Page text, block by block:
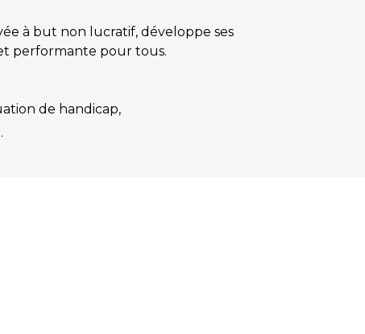
à but non lucratif, développe ses
performante pour tous.
de handicap,